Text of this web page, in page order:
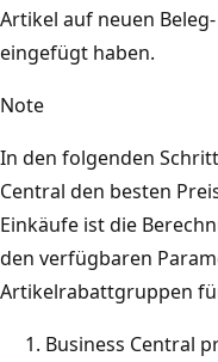
Artikel auf neuen
eingefügt haben.
Note
In den folgenden
Central den besten
Einkäufe ist die
den verfügbaren
Artikelrabattgruppen
Business Central